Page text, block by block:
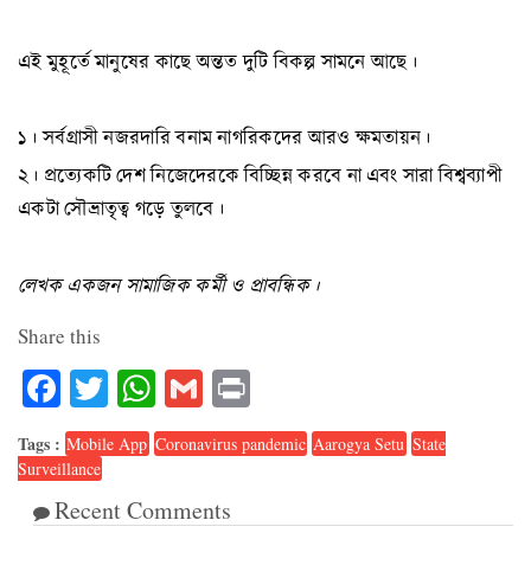
এই মুহূর্তে মানুষের কাছে অন্তত দুটি বিকল্প সামনে আছে।
১। সর্বগ্রাসী নজরদারি বনাম নাগরিকদের আরও ক্ষমতায়ন।
২। প্রত্যেকটি দেশ নিজেদেরকে বিচ্ছিন্ন করবে না এবং সারা বিশ্বব্যাপী
একটা সৌভ্রাতৃত্ব গড়ে তুলবে।
লেখকএকজনসামাজিককর্মীও প্রাবন্ধিক।
Share this
Facebook
TwitterWhatsApp
Gmail
Tags : Mobile App Coronavirus pandemic Aarogya Setu State
Surveillance
Recent Comments